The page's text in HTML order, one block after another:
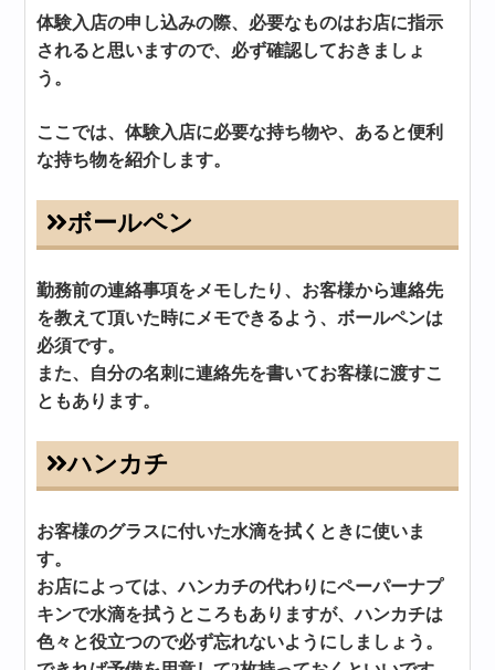
体験入店の申し込みの際、必要なものはお店に指示
されると思いますので、必ず確認しておきましょ
う。
ここでは、体験入店に必要な持ち物や、あると便利
な持ち物を紹介します。
ボールペン
勤務前の連絡事項をメモしたり、お客様から連絡先
を教えて頂いた時にメモできるよう、ボールペンは
必須です。
また、自分の名刺に連絡先を書いてお客様に渡すこ
ともあります。
ハンカチ
お客様のグラスに付いた水滴を拭くときに使いま
す。
お店によっては、ハンカチの代わりにペーパーナプ
キンで水滴を拭うところもありますが、ハンカチは
色々と役立つので必ず忘れないようにしましょう。